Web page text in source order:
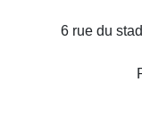
6 rue du